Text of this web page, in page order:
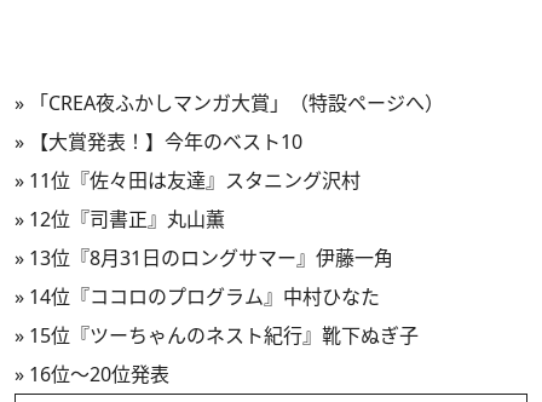
»
「CREA夜ふかしマンガ大賞」（特設ページへ）
»
【大賞発表！】今年のベスト10
» 11位『佐々田は友達』スタニング沢村
» 12位『司書正』丸山薫
» 13位『8月31日のロングサマー』伊藤一角
» 14位『ココロのプログラム』中村ひなた
» 15位『ツーちゃんのネスト紀行』靴下ぬぎ子
» 16位～20位発表